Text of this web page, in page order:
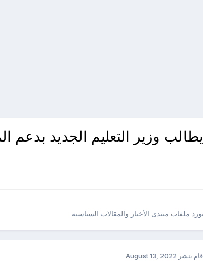
وزير التعليم الجديد بدعم
ملفات منتدى الأخبار والمقالات السياسية
قام بنشر August 13, 2022